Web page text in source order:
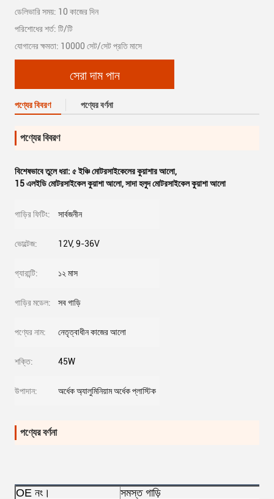
ডেলিভারি সময়: 10 কাজের দিন
পরিশোধের শর্ত: টি/টি
যোগানের ক্ষমতা: 10000 সেট/সেট প্রতি মাসে
সেরা দাম পান
পণ্যের বিবরণ পণ্যের বর্ণনা
পণ্যের বিবরণ
বিশেষভাবে তুলে ধরা: ৫ ইঞ্চি মোটরসাইকেলের কুয়াশার আলো,
15 এলইডি মোটরসাইকেল কুয়াশা আলো,সাদা হলুদ মোটরসাইকেল কুয়াশা আলো
গাড়ির ফিটিং: সার্বজনীন
ভোল্টেজ: 12V, 9-36V
গ্যারান্টি: ১২ মাস
গাড়ির মডেল: সব গাড়ি
পণ্যের নাম: নেতৃত্বাধীন কাজের আলো
শক্তি: 45W
উপাদান: অর্ধেক অ্যালুমিনিয়াম অর্ধেক প্লাস্টিক
পণ্যের বর্ণনা
OE নং।
সমস্ত গাড়ি